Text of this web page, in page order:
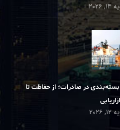
۲۰۲۶
در صادرات؛ از حفاظت تا